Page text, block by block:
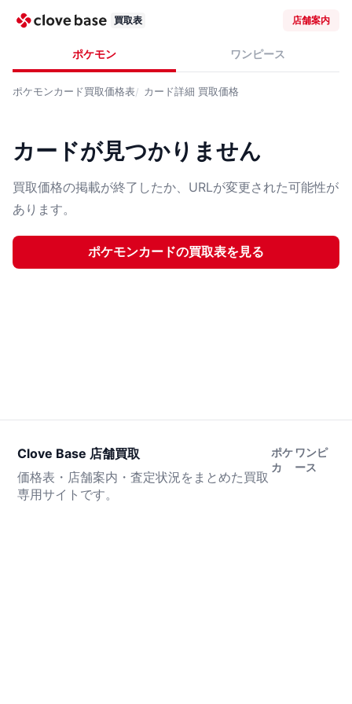
買取表 店舗案内
ポケモン ワンピース
ポケモンカード買取価格表 カード詳細 買取価格
カードが見つかりません
買取価格の掲載が終了したか、URLが変更された可能性が
あります。
ポケモンカードの買取表を見る
Clove Base 店舗買取
価格表・店舗案内・査定状況をまとめた買取
専用サイトです。
ポケ
カ
ワンピ
ース